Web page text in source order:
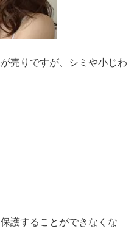
売りですが、シミや小じわ
護することができなくな